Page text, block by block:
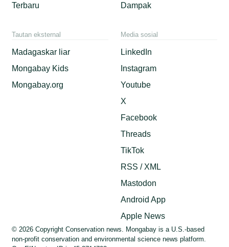
Terbaru
Dampak
Tautan eksternal
Madagaskar liar
Mongabay Kids
Mongabay.org
Media sosial
LinkedIn
Instagram
Youtube
X
Facebook
Threads
TikTok
RSS / XML
Mastodon
Android App
Apple News
© 2026 Copyright Conservation news. Mongabay is a U.S.-based
non-profit conservation and environmental science news platform.